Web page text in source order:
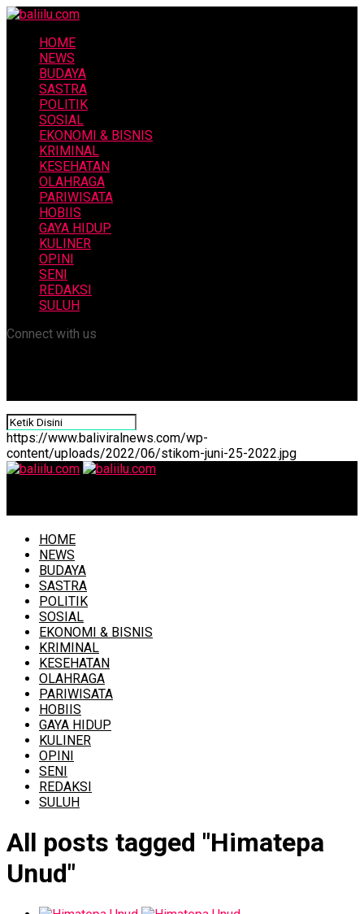
HOME
NEWS
BUDAYA
SASTRA
POLITIK
SOSIAL
EKONOMI & BISNIS
KRIMINAL
KESEHATAN
OLAHRAGA
PARIWISATA
HOBIIS
GAYA HIDUP
KULINER
OPINI
SENI
REDAKSI
SULUH
Connect with us
https://www.baliviralnews.com/wp-
content/uploads/2022/06/stikom-juni-25-2022.jpg
HOME
NEWS
BUDAYA
SASTRA
POLITIK
SOSIAL
EKONOMI & BISNIS
KRIMINAL
KESEHATAN
OLAHRAGA
PARIWISATA
HOBIIS
GAYA HIDUP
KULINER
OPINI
SENI
REDAKSI
SULUH
All posts tagged "Himatepa
Unud"